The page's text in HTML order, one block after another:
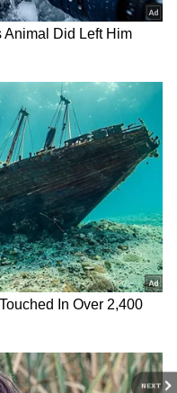
NEXT
ಇಷ್ಟ ಇಲ್ಲ,
ಎಂದಿದ್ದಾರೆ. ಇನ್ನು
ಮಾಡಿ ನಾವು ಬಕ್ರಾ
ಕಾಮೆಂಟ್ ಮಾಡಿ
ಅವರ ಮೇಲೆನೆ
ಹೊರಗಿಟ್ಟು,